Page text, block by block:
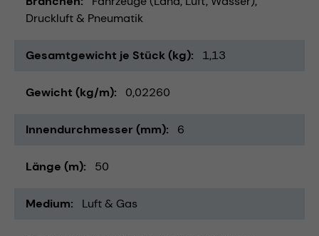
Druckluft & Pneumatik
Gesamtgewicht je Stück (kg) 1,13
Gewicht (kg/m) 0,02260
Innendurchmesser (mm) 6
Länge (m) 50
Medium Luft & Gas